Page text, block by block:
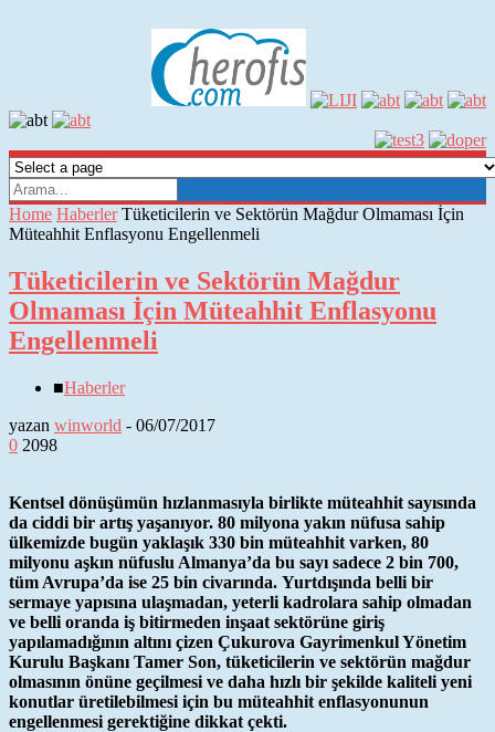
Home Haberler Tüketicilerin ve Sektörün Mağdur Olmaması İçin
Müteahhit Enflasyonu Engellenmeli
Tüketicilerin ve Sektörün Mağdur
Olmaması İçin Müteahhit Enflasyonu
Engellenmeli
■Haberler
yazan winworld - 06/07/2017
0 2098
Kentsel dönüşümün hızlanmasıyla birlikte müteahhit sayısında
da ciddi bir artış yaşanıyor. 80 milyona yakın nüfusa sahip
ülkemizde bugün yaklaşık 330 bin müteahhit varken, 80
milyonu aşkın nüfuslu Almanya’da bu sayı sadece 2 bin 700,
tüm Avrupa’da ise 25 bin civarında. Yurtdışında belli bir
sermaye yapısına ulaşmadan, yeterli kadrolara sahip olmadan
ve belli oranda iş bitirmeden inşaat sektörüne giriş
yapılamadığının altını çizen Çukurova Gayrimenkul Yönetim
Kurulu Başkanı Tamer Son, tüketicilerin ve sektörün mağdur
olmasının önüne geçilmesi ve daha hızlı bir şekilde kaliteli yeni
konutlar üretilebilmesi için bu müteahhit enflasyonunun
engellenmesi gerektiğine dikkat çekti.